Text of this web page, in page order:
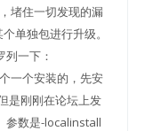
堵住一切发现的漏
单独包进行升级。
一下：
一个安装的，先安
是刚刚在论坛上发
参数是-localinstall